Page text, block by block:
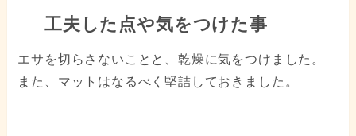
工夫した点や気をつけた事
エサを切らさないことと、乾燥に気をつけました。
また、マットはなるべく堅詰しておきました。